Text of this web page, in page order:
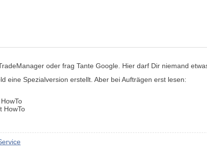
oder frag Tante Google. Hier darf Dir niemand
eine Spezialversion erstellt. Aber bei Aufträgen erst lesen:
HowTo